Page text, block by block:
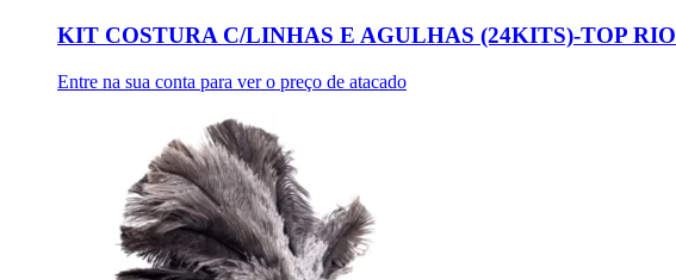
KIT COSTURA C/LINHAS E AGULHAS (24KITS)-TOP RIO
Entre na sua conta para ver o preço de atacado